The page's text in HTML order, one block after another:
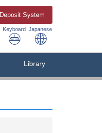
Deposit System
Keyboard Japanese
Library